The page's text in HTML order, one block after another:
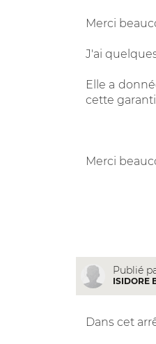
Merci
J'ai
Elle a
cette
Merci
Publié
ISIDORE
Dans cet